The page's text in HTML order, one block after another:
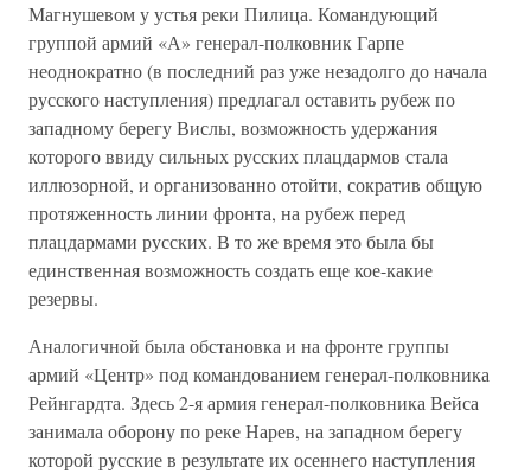
Магнушевом у устья реки Пилица. Командующий
группой армий «А» генерал-полковник Гарпе
неоднократно (в последний раз уже незадолго до начала
русского наступления) предлагал оставить рубеж по
западному берегу Вислы, возможность удержания
которого ввиду сильных русских плацдармов стала
иллюзорной, и организованно отойти, сократив общую
протяженность линии фронта, на рубеж перед
плацдармами русских. В то же время это была бы
единственная возможность создать еще кое-какие
резервы.
Аналогичной была обстановка и на фронте группы
армий «Центр» под командованием генерал-полковника
Рейнгардта. Здесь 2-я армия генерал-полковника Вейса
занимала оборону по реке Нарев, на западном берегу
которой русские в результате их осеннего наступления